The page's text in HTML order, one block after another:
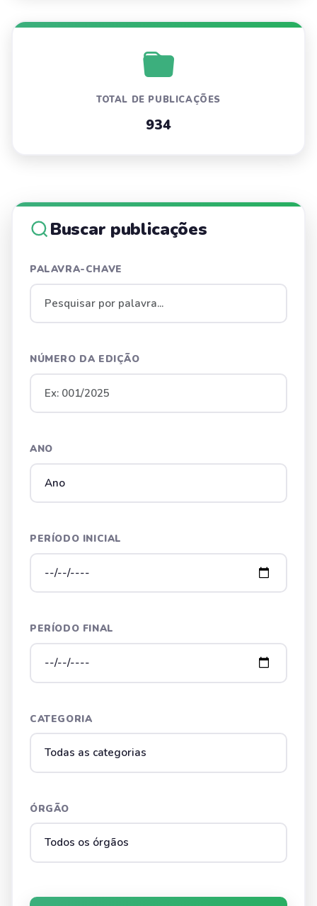
TOTAL DE PUBLICAÇÕES
934
Buscar publicações
PALAVRA-CHAVE
NÚMERO DA EDIÇÃO
ANO
PERÍODO INICIAL
PERÍODO FINAL
CATEGORIA
ÓRGÃO